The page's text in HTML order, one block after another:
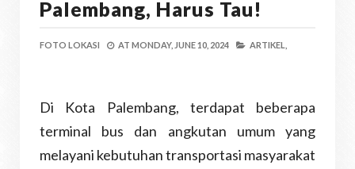
Palembang, Harus Tau!
FOTO LOKASI AT MONDAY, JUNE 10, 2024 ARTIKEL,
Di Kota Palembang, terdapat beberapa
terminal bus dan angkutan umum yang
melayani kebutuhan transportasi masyarakat